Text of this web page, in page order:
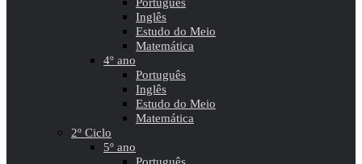
Inglês
Estudo do Meio
Matemática
4º ano
Português
Inglês
Estudo do Meio
Matemática
2º Ciclo
5º ano